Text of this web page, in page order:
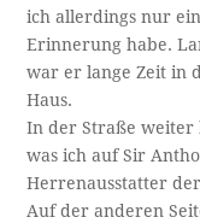
ich allerdings nur
Erinnerung habe.
war er lange Zeit in
Haus.
In der Straße weiter
was ich auf Sir
Herrenausstatter
Auf der anderen